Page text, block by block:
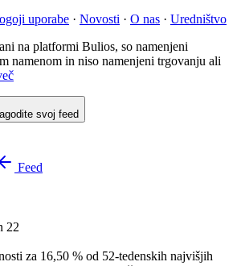
uporabe · Novosti · O nas · Uredništvo
na platformi Bulios, so namenjeni
namenom in niso namenjeni trgovanju ali
svoj feed
Feed
22
za 16,50 % od 52-tedenskih najvišjih